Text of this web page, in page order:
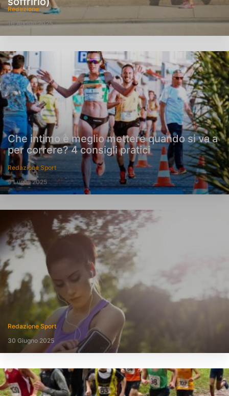
Redazione
16 Agosto 2025
Che intimo è meglio mettere quando si va a
per correre? 4 consigli pratici
Redazione Sport
9 Luglio 2025
Redazione Sport
30 Giugno 2025